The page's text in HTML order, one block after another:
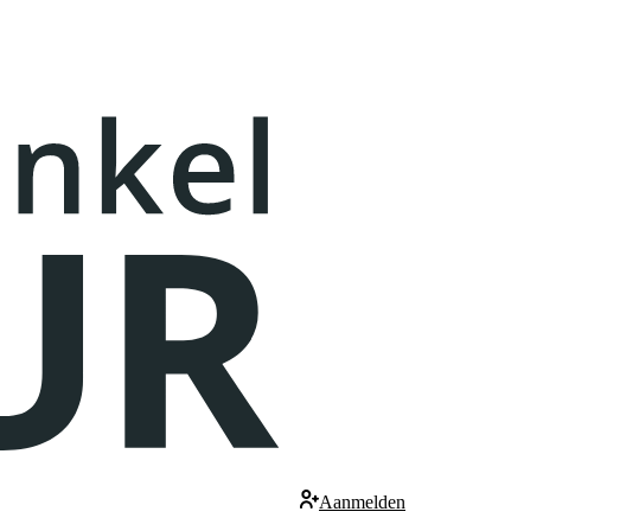
Aanmelden